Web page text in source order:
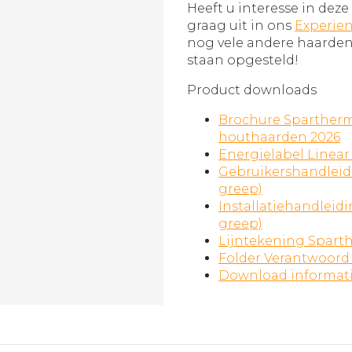
Heeft u interesse in
graag uit in ons
nog vele andere
staan opgesteld!
Product downloads
Brochure
houthaarden 2026
Energielabel Linear
greep)
greep)
Lijntekening
Folder
Download